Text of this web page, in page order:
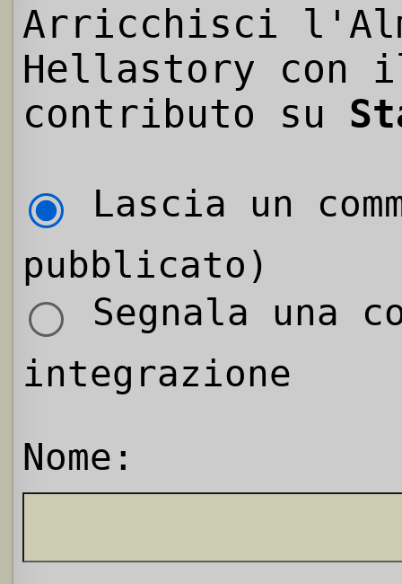
Arricchisci
Hellastory con
contributo su
Lascia un
pubblicato)
Segnala una
integrazione
Nome: